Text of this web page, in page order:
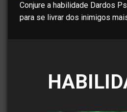
Conjure a habilidade Dardos
para se livrar dos inimigos